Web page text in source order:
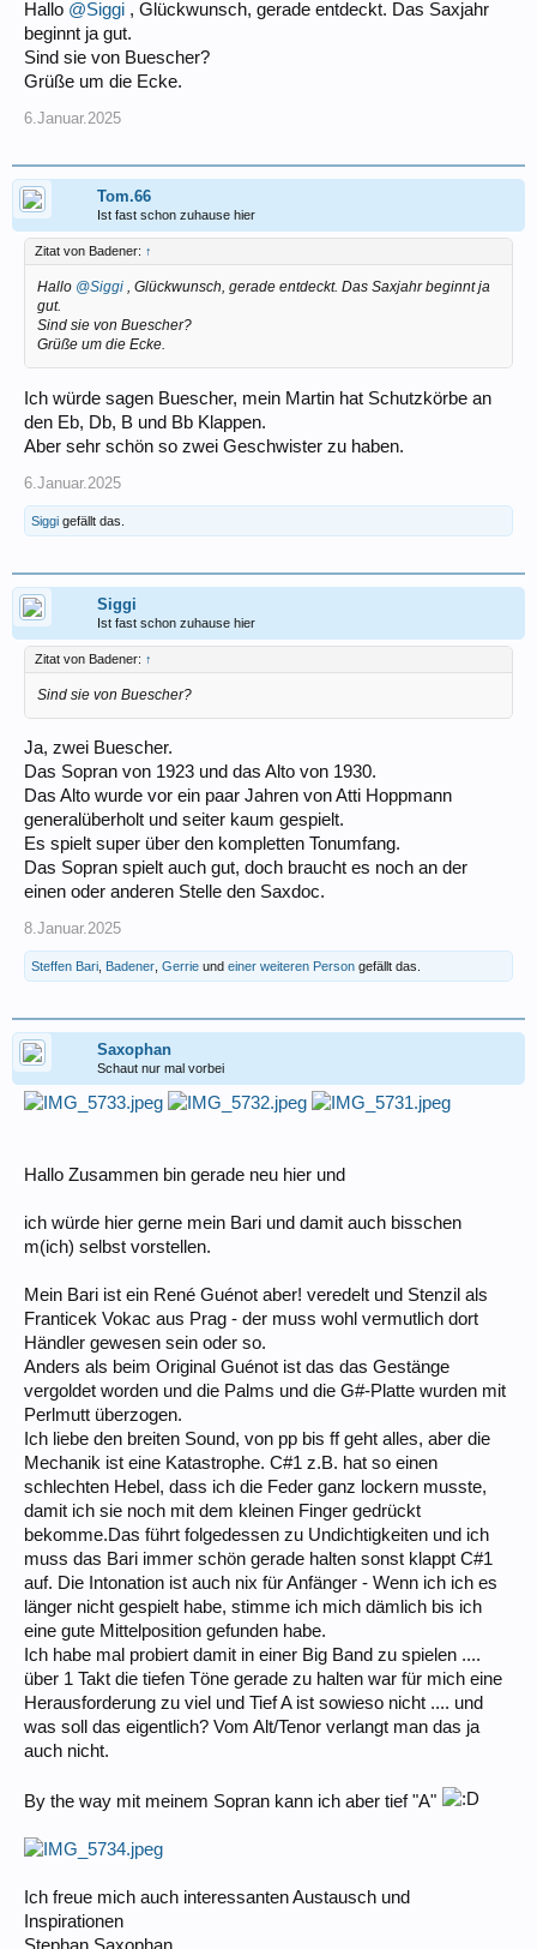
Hallo @Siggi , Glückwunsch, gerade entdeckt. Das Saxjahr
beginnt ja gut.
Sind sie von Buescher?
Grüße um die Ecke.
6.Januar.2025
Tom.66
Ist fast schon zuhause hier
Zitat von Badener: ↑
Hallo @Siggi , Glückwunsch, gerade entdeckt. Das Saxjahr beginnt ja
gut.
Sind sie von Buescher?
Grüße um die Ecke.
Ich würde sagen Buescher, mein Martin hat Schutzkörbe an
den Eb, Db, B und Bb Klappen.
Aber sehr schön so zwei Geschwister zu haben.
6.Januar.2025
Siggi gefällt das.
Siggi
Ist fast schon zuhause hier
Zitat von Badener: ↑
Sind sie von Buescher?
Ja, zwei Buescher.
Das Sopran von 1923 und das Alto von 1930.
Das Alto wurde vor ein paar Jahren von Atti Hoppmann
generalüberholt und seiter kaum gespielt.
Es spielt super über den kompletten Tonumfang.
Das Sopran spielt auch gut, doch braucht es noch an der
einen oder anderen Stelle den Saxdoc.
8.Januar.2025
Steffen Bari Badener Gerrie und einer weiteren Person gefällt das.
Saxophan
Schaut nur mal vorbei
Hallo Zusammen bin gerade neu hier und
ich würde hier gerne mein Bari und damit auch bisschen
m(ich) selbst vorstellen.
Mein Bari ist ein René Guénot aber! veredelt und Stenzil als
Franticek Vokac aus Prag - der muss wohl vermutlich dort
Händler gewesen sein oder so.
Anders als beim Original Guénot ist das das Gestänge
vergoldet worden und die Palms und die G#-Platte wurden mit
Perlmutt überzogen.
Ich liebe den breiten Sound, von pp bis ff geht alles, aber die
Mechanik ist eine Katastrophe. C#1 z.B. hat so einen
schlechten Hebel, dass ich die Feder ganz lockern musste,
damit ich sie noch mit dem kleinen Finger gedrückt
bekomme.Das führt folgedessen zu Undichtigkeiten und ich
muss das Bari immer schön gerade halten sonst klappt C#1
auf. Die Intonation ist auch nix für Anfänger - Wenn ich ich es
länger nicht gespielt habe, stimme ich mich dämlich bis ich
eine gute Mittelposition gefunden habe.
Ich habe mal probiert damit in einer Big Band zu spielen ....
über 1 Takt die tiefen Töne gerade zu halten war für mich eine
Herausforderung zu viel und Tief A ist sowieso nicht .... und
was soll das eigentlich? Vom Alt/Tenor verlangt man das ja
auch nicht.
By the way mit meinem Sopran kann ich aber tief "A"
Ich freue mich auch interessanten Austausch und
Inspirationen